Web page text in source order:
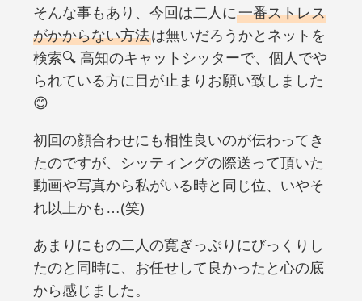
そんな事もあり、今回は二人に一番ストレス
がかからない方法は無いだろうかとネットを
検索🔍 高知のキャットシッターで、個人でや
られている方に目が止まりお願い致しました
😊
初回の顔合わせにも相性良いのが伝わってき
たのですが、シッティングの際送って頂いた
動画や写真から私がいる時と同じ位、いやそ
れ以上かも…(笑)
あまりにもの二人の寛ぎっぷりにびっくりし
たのと同時に、お任せして良かったと心の底
から感じました。